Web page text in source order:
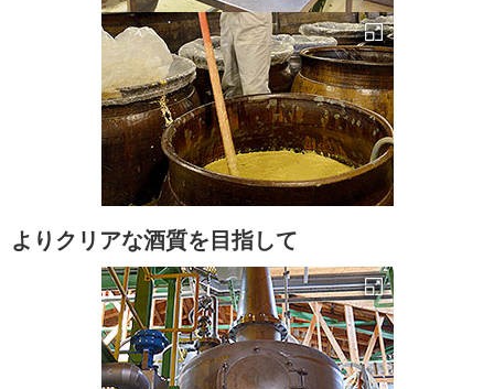
よりクリアな酒質を目指して